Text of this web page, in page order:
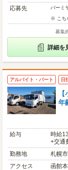
応募先
バーミ
※ こち
募集
詳細を
アルバイト・パート 日
年
給与
時給
+交通
勤務地
札幌
アクセス
函館